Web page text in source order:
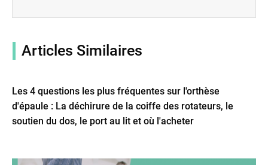
Articles Similaires
Les 4 questions les plus fréquentes sur l'orthèse
d'épaule : La déchirure de la coiffe des rotateurs, le
soutien du dos, le port au lit et où l'acheter